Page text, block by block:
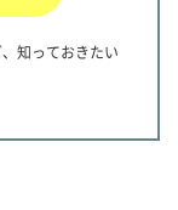
知っておきたい